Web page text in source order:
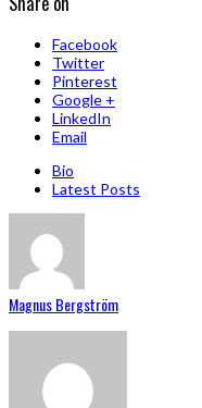
Facebook
Twitter
Pinterest
Google +
LinkedIn
Email
Bio
Latest Posts
Magnus Bergström